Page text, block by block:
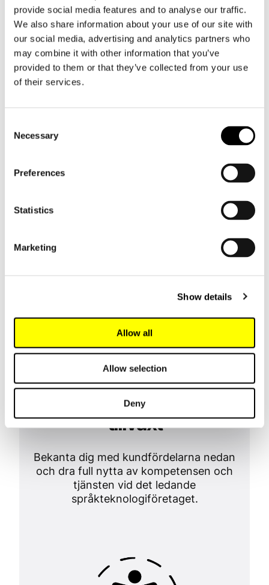
provide social media features and to analyse our traffic.
We also share information about your use of our site with
our social media, advertising and analytics partners who
may combine it with other information that you’ve
provided to them or that they’ve collected from your use
of their services.
Selection
Necessary
Preferences
Statistics
Marketing
Show details
Allow all
Allow selection
Deny
Direkttextning blir
till genom smidigt
samarbete mellan
experter och
teknologin ›
Sveriges Television (SVT)
Vi stöder din företags
tillväxt
Bekanta dig med kundfördelarna nedan
och dra full nytta av kompetensen och
tjänsten vid det ledande
språkteknologiföretaget.